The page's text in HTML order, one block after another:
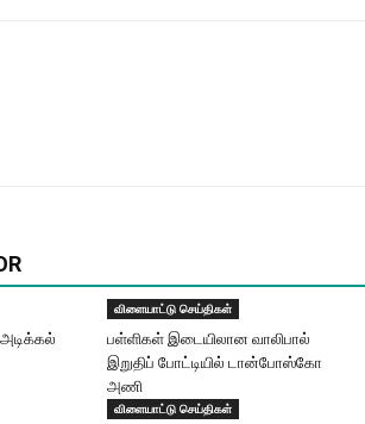
அடிக்கல்
விளையாட்டு செய்திகள்
பள்ளிகள் இடையிலான வாலிபால்
இறுதிப் போட்டியில் டான்போஸ்கோ
அணி
விளையாட்டு செய்திகள்